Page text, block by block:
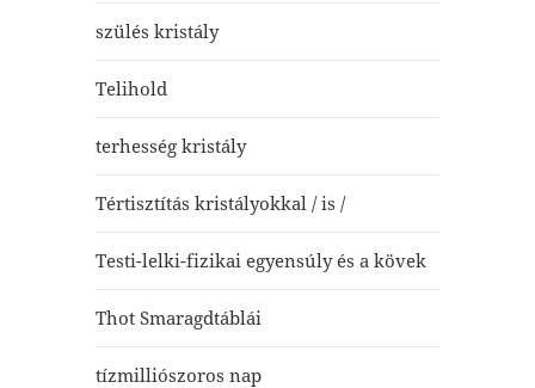
szülés kristály
Telihold
terhesség kristály
Tértisztítás kristályokkal / is /
Testi-lelki-fizikai egyensúly és a kövek
Thot Smaragdtáblái
tízmilliószoros nap